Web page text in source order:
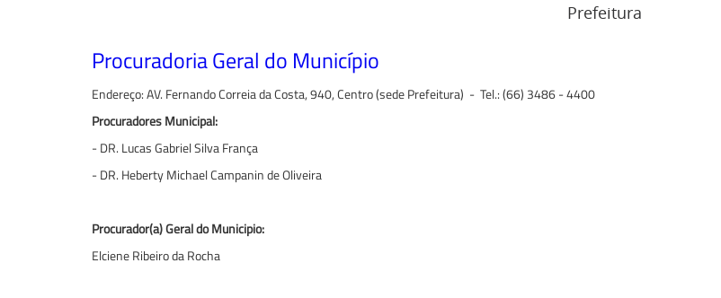
Prefeitura
Procuradoria Geral do Município
Endereço: AV. Fernando Correia da Costa, 940, Centro (sede Prefeitura) - Tel.: (66) 3486 - 4400
Procuradores Municipal:
- DR. Lucas Gabriel Silva França
- DR. Heberty Michael Campanin de Oliveira
Procurador(a) Geral do Municipio:
Elciene Ribeiro da Rocha